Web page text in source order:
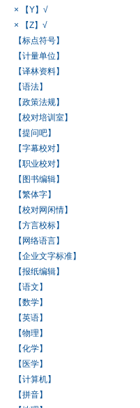
× 【Y】√
× 【Z】√
【标点符号】
【计量单位】
【译林资料】
【语法】
【政策法规】
【校对培训室】
【提问吧】
【字幕校对】
【职业校对】
【图书编辑】
【繁体字】
【校对网闲情】
【方言校标】
【网络语言】
【企业文字标准】
【报纸编辑】
【语文】
【数学】
【英语】
【物理】
【化学】
【医学】
【计算机】
【拼音】